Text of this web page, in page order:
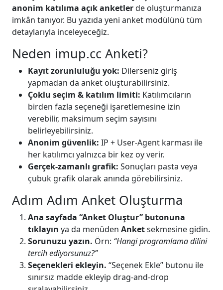
anonim katılıma açık anketlerde oluşturmanıza
imkân tanıyor. Bu yazıda yeni anket modülünü tüm
detaylarıyla inceleyeceğiz.
Neden imup.cc Anketi?
Kayıt zorunluluğu yok: Dilerseniz giriş
yapmadan da anket oluşturabilirsiniz.
Çoklu seçim & katılım limiti: Katılımcıların
birden fazla seçeneği işaretlemesine izin
verebilir, maksimum seçim sayısını
belirleyebilirsiniz.
Anonim güvenlik: IP + User-Agent karması ile
her katılımcı yalnızca bir kez oy verir.
Gerçek-zamanlı grafik: Sonuçları pasta veya
çubuk grafik olarak anında görebilirsiniz.
Adım Adım Anket Oluşturma
Ana sayfada “Anket Oluştur” butonuna
tıklayın ya da menüden Anketsekmesine gidin.
Sorunuzu yazın. Örn: “Hangi programlama dilini
tercih ediyorsunuz?”
Seçenekleri ekleyin. “Seçenek Ekle” butonu ile
sınırsız madde ekleyip drag-and-drop